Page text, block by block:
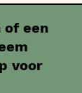
een
voor